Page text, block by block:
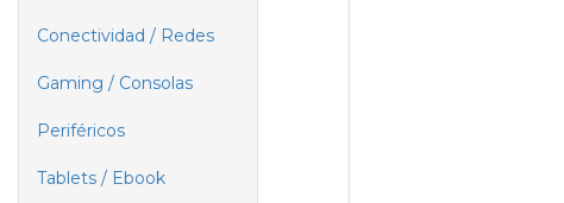
Conectividad / Redes
Gaming / Consolas
Periféricos
Tablets / Ebook